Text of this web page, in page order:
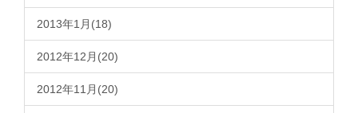
2013年1月(18)
2012年12月(20)
2012年11月(20)